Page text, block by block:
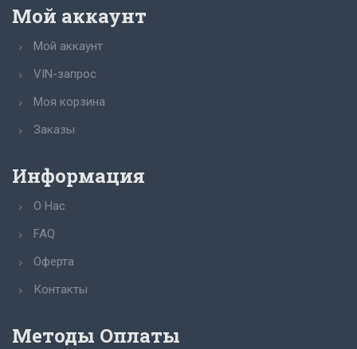
Мой аккаунт
Мой аккаунт
VIN-запрос
Моя корзина
Заказы
Информация
О Нас
FAQ
Оферта
Контакты
Методы Оплаты